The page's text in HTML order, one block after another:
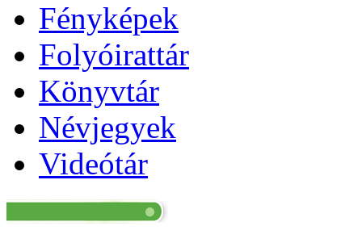
Fényképek
Folyóirattár
Könyvtár
Névjegyek
Videótár